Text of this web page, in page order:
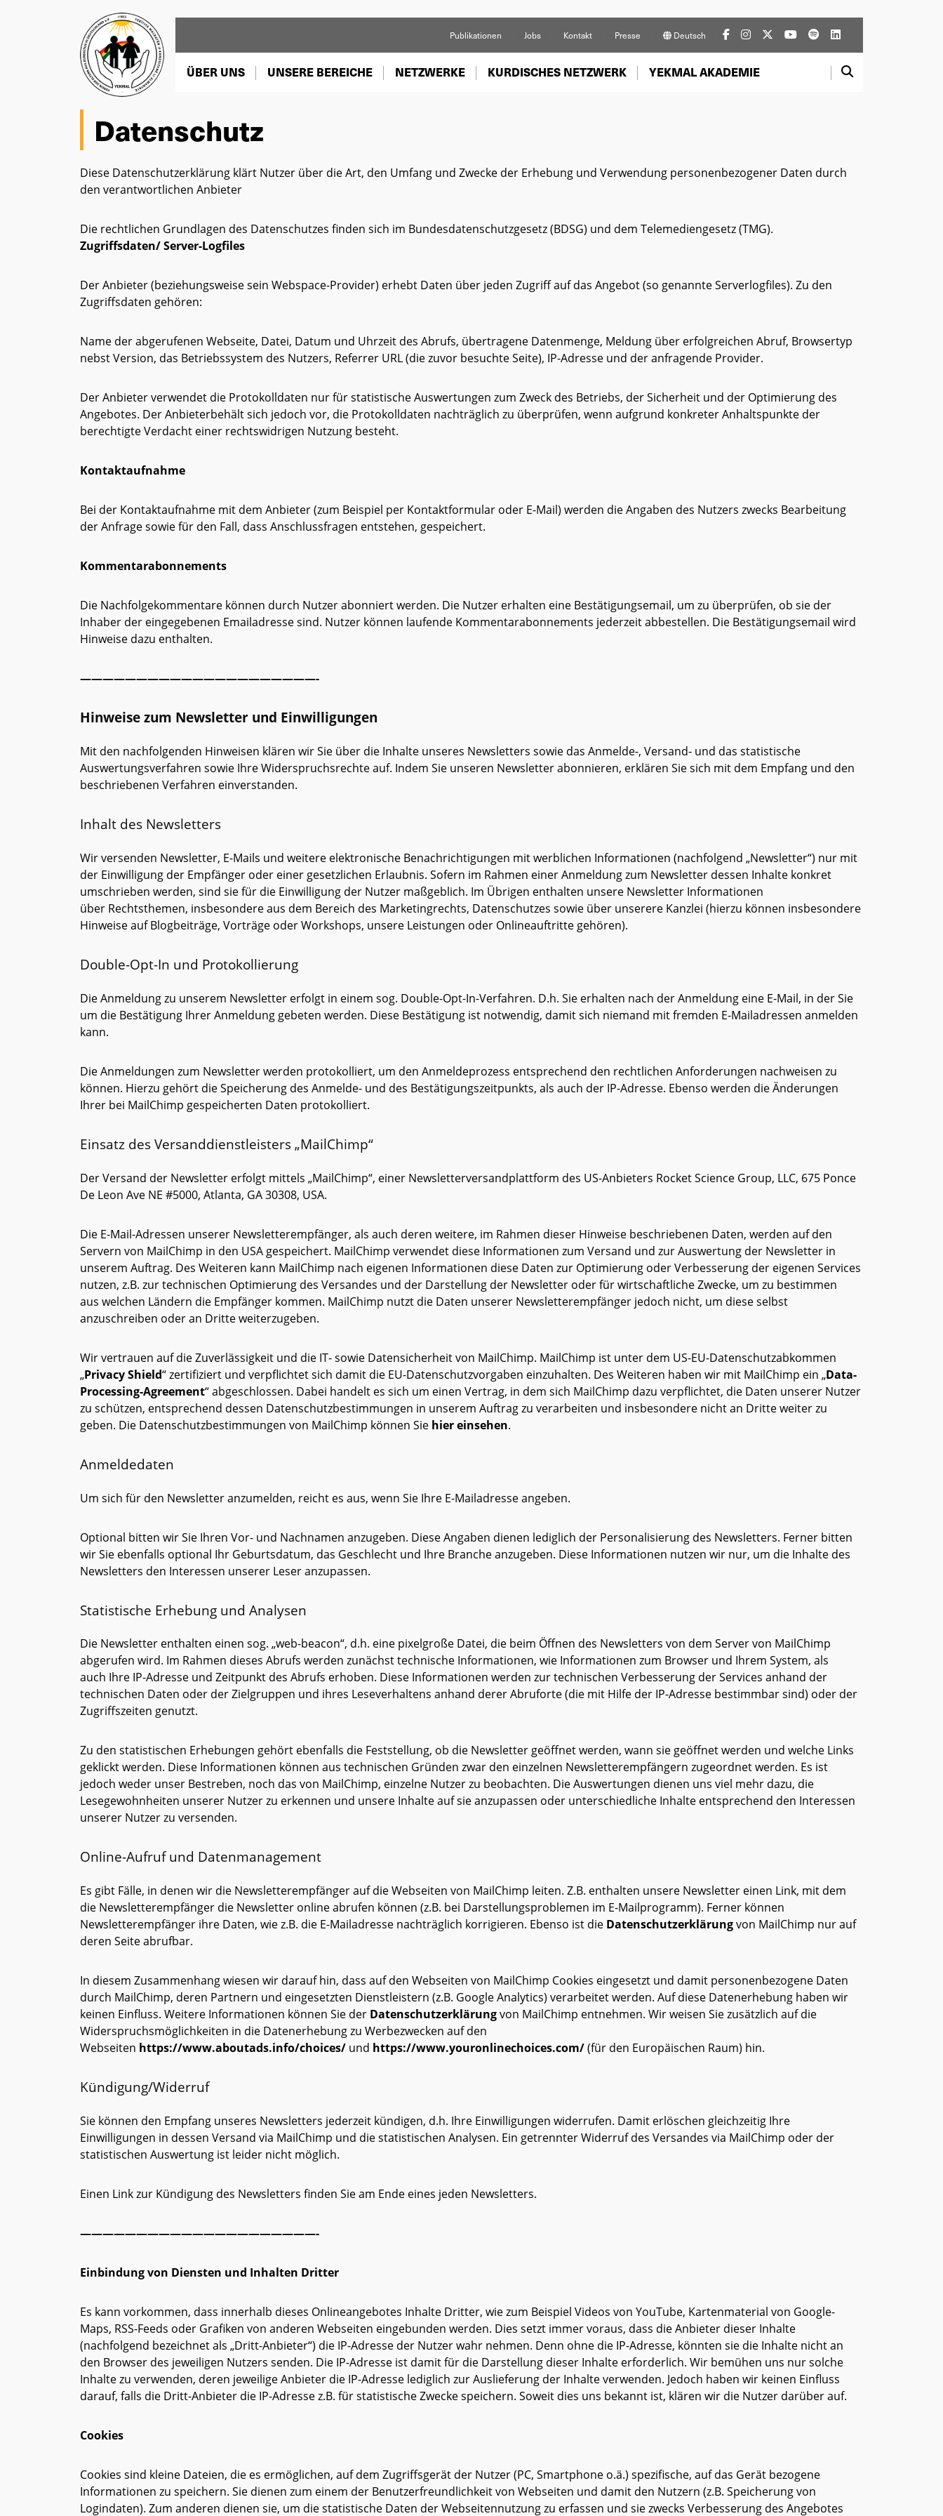
Publikationen Jobs Kontakt Presse Deutsch
ÜBER UNS UNSERE BEREICHE NETZWERKE KURDISCHES NETZWERK YEKMAL AKADEMIE
Datenschutz
Diese Datenschutzerklärung klärt Nutzer über die Art, den Umfang und Zwecke der Erhebung und Verwendung personenbezogener Daten durch
den verantwortlichen Anbieter
Die rechtlichen Grundlagen des Datenschutzes finden sich im Bundesdatenschutzgesetz (BDSG) und dem Telemediengesetz (TMG).
Zugriffsdaten/ Server-Logfiles
Der Anbieter (beziehungsweise sein Webspace-Provider) erhebt Daten über jeden Zugriff auf das Angebot (so genannte Serverlogfiles). Zu den
Zugriffsdaten gehören:
Name der abgerufenen Webseite, Datei, Datum und Uhrzeit des Abrufs, übertragene Datenmenge, Meldung über erfolgreichen Abruf, Browsertyp
nebst Version, das Betriebssystem des Nutzers, Referrer URL (die zuvor besuchte Seite), IP-Adresse und der anfragende Provider.
Der Anbieter verwendet die Protokolldaten nur für statistische Auswertungen zum Zweck des Betriebs, der Sicherheit und der Optimierung des
Angebotes. Der Anbieterbehält sich jedoch vor, die Protokolldaten nachträglich zu überprüfen, wenn aufgrund konkreter Anhaltspunkte der
berechtigte Verdacht einer rechtswidrigen Nutzung besteht.
Kontaktaufnahme
Bei der Kontaktaufnahme mit dem Anbieter (zum Beispiel per Kontaktformular oder E-Mail) werden die Angaben des Nutzers zwecks Bearbeitung
der Anfrage sowie für den Fall, dass Anschlussfragen entstehen, gespeichert.
Kommentarabonnements
Die Nachfolgekommentare können durch Nutzer abonniert werden. Die Nutzer erhalten eine Bestätigungsemail, um zu überprüfen, ob sie der
Inhaber der eingegebenen Emailadresse sind. Nutzer können laufende Kommentarabonnements jederzeit abbestellen. Die Bestätigungsemail wird
Hinweise dazu enthalten.
—————————————————————-
Hinweise zum Newsletter und Einwilligungen
Mit den nachfolgenden Hinweisen klären wir Sie über die Inhalte unseres Newsletters sowie das Anmelde-, Versand- und das statistische
Auswertungsverfahren sowie Ihre Widerspruchsrechte auf. Indem Sie unseren Newsletter abonnieren, erklären Sie sich mit dem Empfang und den
beschriebenen Verfahren einverstanden.
Inhalt des Newsletters
Wir versenden Newsletter, E-Mails und weitere elektronische Benachrichtigungen mit werblichen Informationen (nachfolgend „Newsletter“) nur mit
der Einwilligung der Empfänger oder einer gesetzlichen Erlaubnis. Sofern im Rahmen einer Anmeldung zum Newsletter dessen Inhalte konkret
umschrieben werden, sind sie für die Einwilligung der Nutzer maßgeblich. Im Übrigen enthalten unsere Newsletter Informationen
über Rechtsthemen, insbesondere aus dem Bereich des Marketingrechts, Datenschutzes sowie über unserere Kanzlei (hierzu können insbesondere
Hinweise auf Blogbeiträge, Vorträge oder Workshops, unsere Leistungen oder Onlineauftritte gehören).
Double-Opt-In und Protokollierung
Die Anmeldung zu unserem Newsletter erfolgt in einem sog. Double-Opt-In-Verfahren. D.h. Sie erhalten nach der Anmeldung eine E-Mail, in der Sie
um die Bestätigung Ihrer Anmeldung gebeten werden. Diese Bestätigung ist notwendig, damit sich niemand mit fremden E-Mailadressen anmelden
kann.
Die Anmeldungen zum Newsletter werden protokolliert, um den Anmeldeprozess entsprechend den rechtlichen Anforderungen nachweisen zu
können. Hierzu gehört die Speicherung des Anmelde- und des Bestätigungszeitpunkts, als auch der IP-Adresse. Ebenso werden die Änderungen
Ihrer bei MailChimp gespeicherten Daten protokolliert.
Einsatz des Versanddienstleisters „MailChimp“
Der Versand der Newsletter erfolgt mittels „MailChimp“, einer Newsletterversandplattform des US-Anbieters Rocket Science Group, LLC, 675 Ponce
De Leon Ave NE #5000, Atlanta, GA 30308, USA.
Die E-Mail-Adressen unserer Newsletterempfänger, als auch deren weitere, im Rahmen dieser Hinweise beschriebenen Daten, werden auf den
Servern von MailChimp in den USA gespeichert. MailChimp verwendet diese Informationen zum Versand und zur Auswertung der Newsletter in
unserem Auftrag. Des Weiteren kann MailChimp nach eigenen Informationen diese Daten zur Optimierung oder Verbesserung der eigenen Services
nutzen, z.B. zur technischen Optimierung des Versandes und der Darstellung der Newsletter oder für wirtschaftliche Zwecke, um zu bestimmen
aus welchen Ländern die Empfänger kommen. MailChimp nutzt die Daten unserer Newsletterempfänger jedoch nicht, um diese selbst
anzuschreiben oder an Dritte weiterzugeben.
Wir vertrauen auf die Zuverlässigkeit und die IT- sowie Datensicherheit von MailChimp. MailChimp ist unter dem US-EU-Datenschutzabkommen
„Privacy Shield“ zertifiziert und verpflichtet sich damit die EU-Datenschutzvorgaben einzuhalten. Des Weiteren haben wir mit MailChimp ein „Data-
Processing-Agreement“ abgeschlossen. Dabei handelt es sich um einen Vertrag, in dem sich MailChimp dazu verpflichtet, die Daten unserer Nutzer
zu schützen, entsprechend dessen Datenschutzbestimmungen in unserem Auftrag zu verarbeiten und insbesondere nicht an Dritte weiter zu
geben. Die Datenschutzbestimmungen von MailChimp können Sie hier einsehen.
Anmeldedaten
Um sich für den Newsletter anzumelden, reicht es aus, wenn Sie Ihre E-Mailadresse angeben.
Optional bitten wir Sie Ihren Vor- und Nachnamen anzugeben. Diese Angaben dienen lediglich der Personalisierung des Newsletters. Ferner bitten
wir Sie ebenfalls optional Ihr Geburtsdatum, das Geschlecht und Ihre Branche anzugeben. Diese Informationen nutzen wir nur, um die Inhalte des
Newsletters den Interessen unserer Leser anzupassen.
Statistische Erhebung und Analysen
Die Newsletter enthalten einen sog. „web-beacon“, d.h. eine pixelgroße Datei, die beim Öffnen des Newsletters von dem Server von MailChimp
abgerufen wird. Im Rahmen dieses Abrufs werden zunächst technische Informationen, wie Informationen zum Browser und Ihrem System, als
auch Ihre IP-Adresse und Zeitpunkt des Abrufs erhoben. Diese Informationen werden zur technischen Verbesserung der Services anhand der
technischen Daten oder der Zielgruppen und ihres Leseverhaltens anhand derer Abruforte (die mit Hilfe der IP-Adresse bestimmbar sind) oder der
Zugriffszeiten genutzt.
Zu den statistischen Erhebungen gehört ebenfalls die Feststellung, ob die Newsletter geöffnet werden, wann sie geöffnet werden und welche Links
geklickt werden. Diese Informationen können aus technischen Gründen zwar den einzelnen Newsletterempfängern zugeordnet werden. Es ist
jedoch weder unser Bestreben, noch das von MailChimp, einzelne Nutzer zu beobachten. Die Auswertungen dienen uns viel mehr dazu, die
Lesegewohnheiten unserer Nutzer zu erkennen und unsere Inhalte auf sie anzupassen oder unterschiedliche Inhalte entsprechend den Interessen
unserer Nutzer zu versenden.
Online-Aufruf und Datenmanagement
Es gibt Fälle, in denen wir die Newsletterempfänger auf die Webseiten von MailChimp leiten. Z.B. enthalten unsere Newsletter einen Link, mit dem
die Newsletterempfänger die Newsletter online abrufen können (z.B. bei Darstellungsproblemen im E-Mailprogramm). Ferner können
Newsletterempfänger ihre Daten, wie z.B. die E-Mailadresse nachträglich korrigieren. Ebenso ist die Datenschutzerklärungvon MailChimp nur auf
deren Seite abrufbar.
In diesem Zusammenhang wiesen wir darauf hin, dass auf den Webseiten von MailChimp Cookies eingesetzt und damit personenbezogene Daten
durch MailChimp, deren Partnern und eingesetzten Dienstleistern (z.B. Google Analytics) verarbeitet werden. Auf diese Datenerhebung haben wir
keinen Einfluss. Weitere Informationen können Sie der Datenschutzerklärungvon MailChimp entnehmen. Wir weisen Sie zusätzlich auf die
Widerspruchsmöglichkeiten in die Datenerhebung zu Werbezwecken auf den
Webseiten https://www.aboutads.info/choices/ und https://www.youronlinechoices.com/(für den Europäischen Raum) hin.
Kündigung/Widerruf
Sie können den Empfang unseres Newsletters jederzeit kündigen, d.h. Ihre Einwilligungen widerrufen. Damit erlöschen gleichzeitig Ihre
Einwilligungen in dessen Versand via MailChimp und die statistischen Analysen. Ein getrennter Widerruf des Versandes via MailChimp oder der
statistischen Auswertung ist leider nicht möglich.
Einen Link zur Kündigung des Newsletters finden Sie am Ende eines jeden Newsletters.
—————————————————————-
Einbindung von Diensten und Inhalten Dritter
Es kann vorkommen, dass innerhalb dieses Onlineangebotes Inhalte Dritter, wie zum Beispiel Videos von YouTube, Kartenmaterial von Google-
Maps, RSS-Feeds oder Grafiken von anderen Webseiten eingebunden werden. Dies setzt immer voraus, dass die Anbieter dieser Inhalte
(nachfolgend bezeichnet als „Dritt-Anbieter“) die IP-Adresse der Nutzer wahr nehmen. Denn ohne die IP-Adresse, könnten sie die Inhalte nicht an
den Browser des jeweiligen Nutzers senden. Die IP-Adresse ist damit für die Darstellung dieser Inhalte erforderlich. Wir bemühen uns nur solche
Inhalte zu verwenden, deren jeweilige Anbieter die IP-Adresse lediglich zur Auslieferung der Inhalte verwenden. Jedoch haben wir keinen Einfluss
darauf, falls die Dritt-Anbieter die IP-Adresse z.B. für statistische Zwecke speichern. Soweit dies uns bekannt ist, klären wir die Nutzer darüber auf.
Cookies
Cookies sind kleine Dateien, die es ermöglichen, auf dem Zugriffsgerät der Nutzer (PC, Smartphone o.ä.) spezifische, auf das Gerät bezogene
Informationen zu speichern. Sie dienen zum einem der Benutzerfreundlichkeit von Webseiten und damit den Nutzern (z.B. Speicherung von
Logindaten). Zum anderen dienen sie, um die statistische Daten der Webseitennutzung zu erfassen und sie zwecks Verbesserung des Angebotes